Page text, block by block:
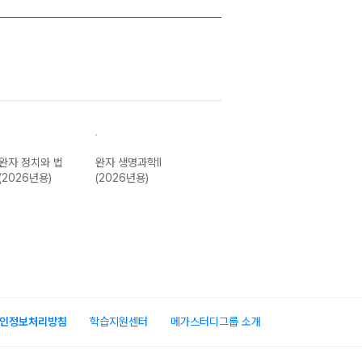
자 정치와 법
(2026년용)
완자 생명과학II
(2026년용)
정보처리방침 학습지원센터 메가스터디그룹 소개